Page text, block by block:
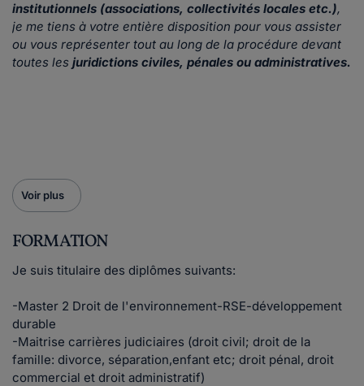
institutionnels (associations, collectivités locales etc.),
je me tiens à votre entière disposition pour vous assister
ou vous représenter tout au long de la procédure devant
toutes les juridictions civiles, pénales ou administratives.
Voir plus
FORMATION
Je suis titulaire des diplômes suivants:
-Master 2 Droit de l'environnement-RSE-développement
durable
-Maitrise carrières judiciaires (droit civil; droit de la
famille: divorce, séparation,enfant etc; droit pénal, droit
commercial et droit administratif)